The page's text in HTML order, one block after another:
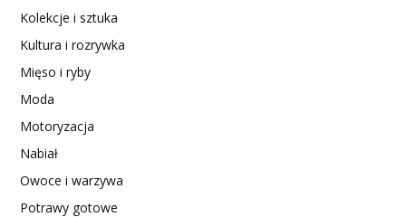
Kolekcje i sztuka
Kultura i rozrywka
Mięso i ryby
Moda
Motoryzacja
Nabiał
Owoce i warzywa
Potrawy gotowe